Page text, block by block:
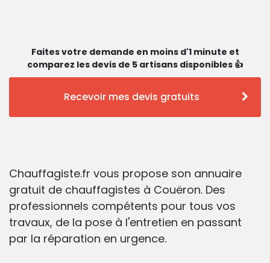
Faites votre demande en moins d'1 minute et
comparez les devis de 5 artisans disponibles 👍
Recevoir mes devis gratuits
Chauffagiste.fr vous propose son annuaire
gratuit de chauffagistes à Couëron. Des
professionnels compétents pour tous vos
travaux, de la pose à l'entretien en passant
par la réparation en urgence.